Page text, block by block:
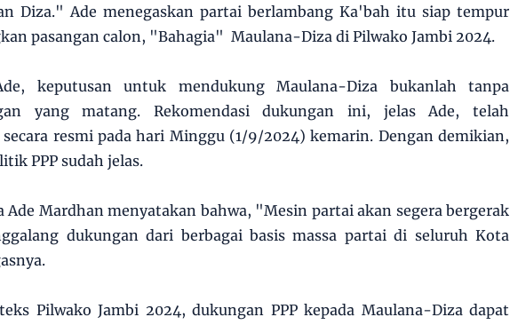
Diza." Ade menegaskan partai berlambang Ka'bah itu siap tempur
pasangan calon, "Bahagia" Maulana-Diza di Pilwako Jambi 2024.
keputusan untuk mendukung Maulana-Diza bukanlah tanpa
yang matang. Rekomendasi dukungan ini, jelas Ade, telah
resmi pada hari Minggu (1/9/2024) kemarin. Dengan demikian,
PPP sudah jelas.
Ade Mardhan menyatakan bahwa, "Mesin partai akan segera bergerak
dukungan dari berbagai basis massa partai di seluruh Kota
Pilwako Jambi 2024, dukungan PPP kepada Maulana-Diza dapat